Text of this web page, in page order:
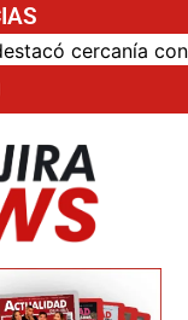
con el